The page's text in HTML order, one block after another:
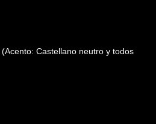
(Acento: Castellano neutro y todos